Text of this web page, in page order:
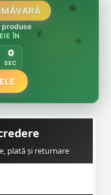
🏵️
produse
ÎN
0
SEC
plată și returnare